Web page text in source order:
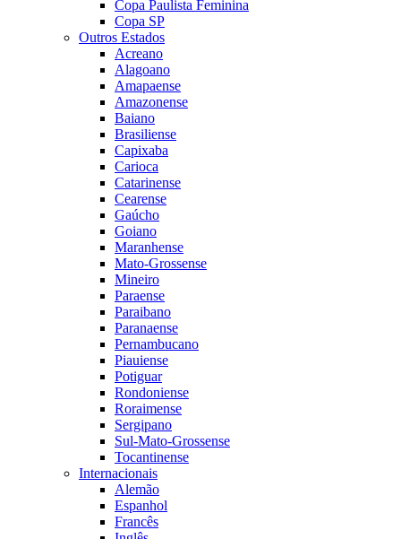
Copa Paulista Feminina
Copa SP
Outros Estados
Acreano
Alagoano
Amapaense
Amazonense
Baiano
Brasiliense
Capixaba
Carioca
Catarinense
Cearense
Gaúcho
Goiano
Maranhense
Mato-Grossense
Mineiro
Paraense
Paraibano
Paranaense
Pernambucano
Piauiense
Potiguar
Rondoniense
Roraimense
Sergipano
Sul-Mato-Grossense
Tocantinense
Internacionais
Alemão
Espanhol
Francês